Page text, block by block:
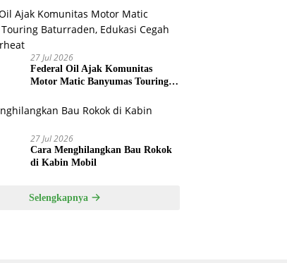
27 Jul 2026
Federal Oil Ajak Komunitas
Motor Matic Banyumas Touring
Overheat
27 Jul 2026
Cara Menghilangkan Bau Rokok
di Kabin Mobil
Selengkapnya